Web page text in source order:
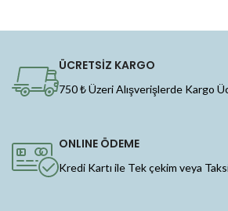
ÜCRETSİZ KARGO
750 ₺ Üzeri Alışverişlerde Kargo
ONLINE ÖDEME
Kredi Kartı ile Tek çekim veya